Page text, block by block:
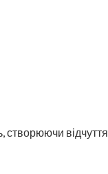
створюючи відчуття